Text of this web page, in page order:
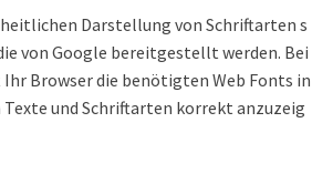
Darstellung von Schriftarten s
von Google bereitgestellt werden. Bei
Browser die benötigten Web Fonts in
Texte und Schriftarten korrekt anzuzeig